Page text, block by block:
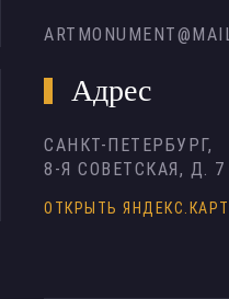
Адрес
САНКТ-ПЕТЕРБУРГ,
8-Я СОВЕТСКАЯ, Д. 7
ОТКРЫТЬ